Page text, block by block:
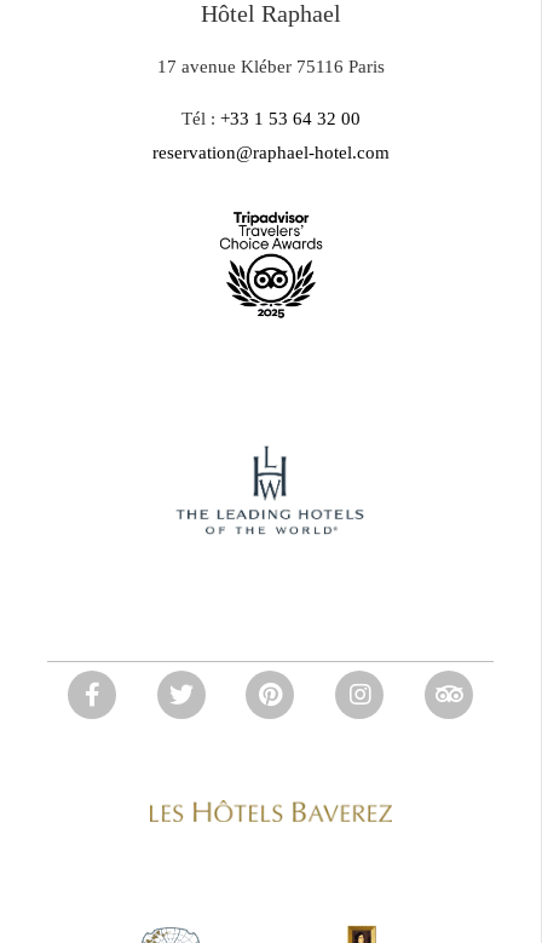
Hôtel Raphael
17 avenue Kléber 75116 Paris
Tél : +33 1 53 64 32 00
reservation@raphael-hotel.com